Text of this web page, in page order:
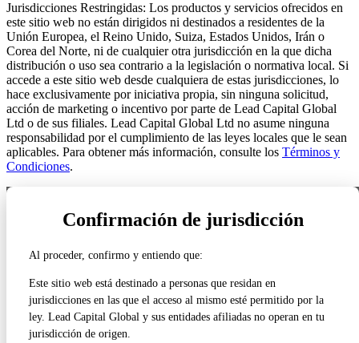
Jurisdicciones Restringidas: Los productos y servicios ofrecidos en
este sitio web no están dirigidos ni destinados a residentes de la
Unión Europea, el Reino Unido, Suiza, Estados Unidos, Irán o
Corea del Norte, ni de cualquier otra jurisdicción en la que dicha
distribución o uso sea contrario a la legislación o normativa local. Si
accede a este sitio web desde cualquiera de estas jurisdicciones, lo
hace exclusivamente por iniciativa propia, sin ninguna solicitud,
acción de marketing o incentivo por parte de Lead Capital Global
Ltd o de sus filiales. Lead Capital Global Ltd no asume ninguna
responsabilidad por el cumplimiento de las leyes locales que le sean
aplicables. Para obtener más información, consulte los Términos y
Condiciones.
Confirmación de jurisdicción
Al proceder, confirmo y entiendo que:
Este sitio web está destinado a personas que residan en
jurisdicciones en las que el acceso al mismo esté permitido por la
ley. Lead Capital Global y sus entidades afiliadas no operan en tu
jurisdicción de origen.
NUESTRAS LICENCIAS REGULATORIAS
VER TODOS LOS DETALLES DE LA REGULACIÓN ›
Estados Unidos
CRD# 316822
Reino Unido
Regulado por la FCA